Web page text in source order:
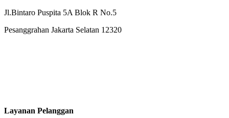
Jl.Bintaro Puspita 5A Blok R No.5
Pesanggrahan Jakarta Selatan 12320
Layanan Pelanggan